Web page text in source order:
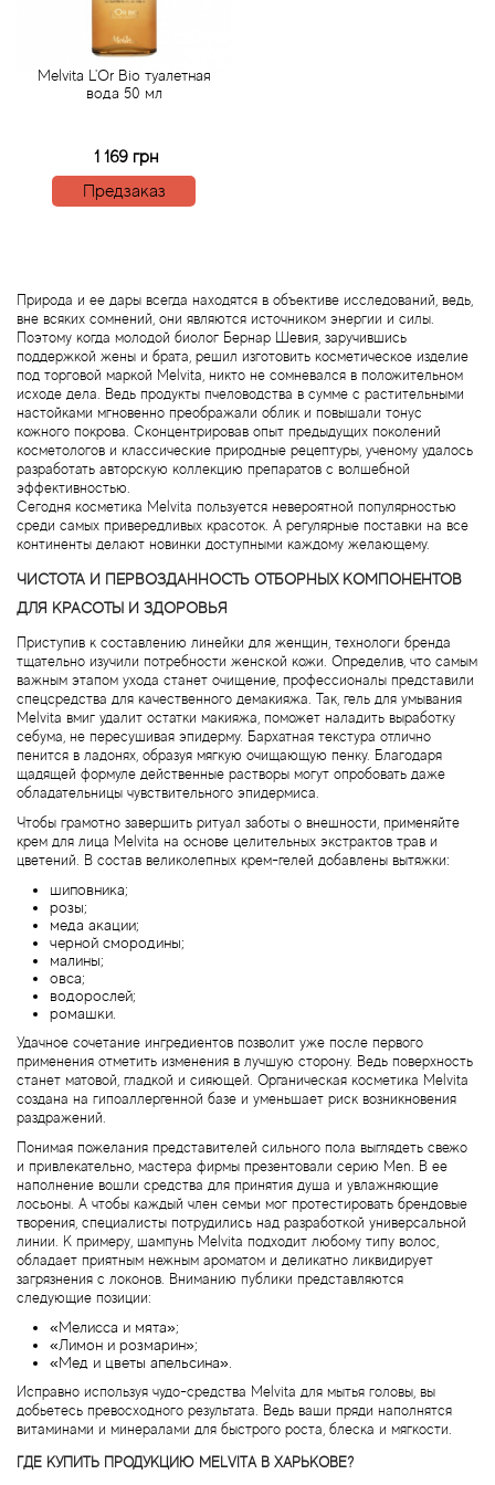
Melvita L'Or Bio туалетная
вода 50 мл
1 169 грн
Предзаказ
Природа и ее дары всегда находятся в объективе исследований, ведь,
вне всяких сомнений, они являются источником энергии и силы.
Поэтому когда молодой биолог Бернар Шевия, заручившись
поддержкой жены и брата, решил изготовить косметическое изделие
под торговой маркой Melvita, никто не сомневался в положительном
исходе дела. Ведь продукты пчеловодства в сумме с растительными
настойками мгновенно преображали облик и повышали тонус
кожного покрова. Сконцентрировав опыт предыдущих поколений
косметологов и классические природные рецептуры, ученому удалось
разработать авторскую коллекцию препаратов с волшебной
эффективностью.
Сегодня косметика Melvita пользуется невероятной популярностью
среди самых привередливых красоток. А регулярные поставки на все
континенты делают новинки доступными каждому желающему.
ЧИСТОТА И ПЕРВОЗДАННОСТЬ ОТБОРНЫХ КОМПОНЕНТОВ
ДЛЯ КРАСОТЫ И ЗДОРОВЬЯ
Приступив к составлению линейки для женщин, технологи бренда
тщательно изучили потребности женской кожи. Определив, что самым
важным этапом ухода станет очищение, профессионалы представили
спецсредства для качественного демакияжа. Так, гель для умывания
Melvita вмиг удалит остатки макияжа, поможет наладить выработку
себума, не пересушивая эпидерму. Бархатная текстура отлично
пенится в ладонях, образуя мягкую очищающую пенку. Благодаря
щадящей формуле действенные растворы могут опробовать даже
обладательницы чувствительного эпидермиса.
Чтобы грамотно завершить ритуал заботы о внешности, применяйте
крем для лица Melvita на основе целительных экстрактов трав и
цветений. В состав великолепных крем-гелей добавлены вытяжки:
шиповника;
розы;
меда акации;
черной смородины;
малины;
овса;
водорослей;
ромашки.
Удачное сочетание ингредиентов позволит уже после первого
применения отметить изменения в лучшую сторону. Ведь поверхность
станет матовой, гладкой и сияющей. Органическая косметика Melvita
создана на гипоаллергенной базе и уменьшает риск возникновения
раздражений.
Понимая пожелания представителей сильного пола выглядеть свежо
и привлекательно, мастера фирмы презентовали серию Men. В ее
наполнение вошли средства для принятия душа и увлажняющие
лосьоны. А чтобы каждый член семьи мог протестировать брендовые
творения, специалисты потрудились над разработкой универсальной
линии. К примеру, шампунь Melvita подходит любому типу волос,
обладает приятным нежным ароматом и деликатно ликвидирует
загрязнения с локонов. Вниманию публики представляются
следующие позиции:
«Мелисса и мята»;
«Лимон и розмарин»;
«Мед и цветы апельсина».
Исправно используя чудо-средства Melvita для мытья головы, вы
добьетесь превосходного результата. Ведь ваши пряди наполнятся
витаминами и минералами для быстрого роста, блеска и мягкости.
ГДЕ КУПИТЬ ПРОДУКЦИЮ MELVITA В ХАРЬКОВЕ?
Acqua di Parma
Acqua di Sardegna
Affinessence
Afnan
Agatha Ruiz de la Prada
Agent Provocateur
Agonist
Aigner
Aj Arabia (Widian)
Ajmal
Al Haramain
Al Jazeera
Alexander McQueen
Alexandre Barthet
Alexandre J
Alfred Dunhill
Alyson Oldoini
Alyssa Ashley
American Crew
Amouage
Andre L'Arom